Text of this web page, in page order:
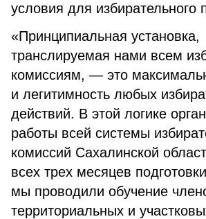
условия для избирательного
«Принципиальная установка,
транслируемая нами всем
комиссиям, — это
и легитимность любых
действий. В этой логике
работы всей системы
комиссий Сахалинской
всех трех месяцев
мы проводили обучение
территориальных и